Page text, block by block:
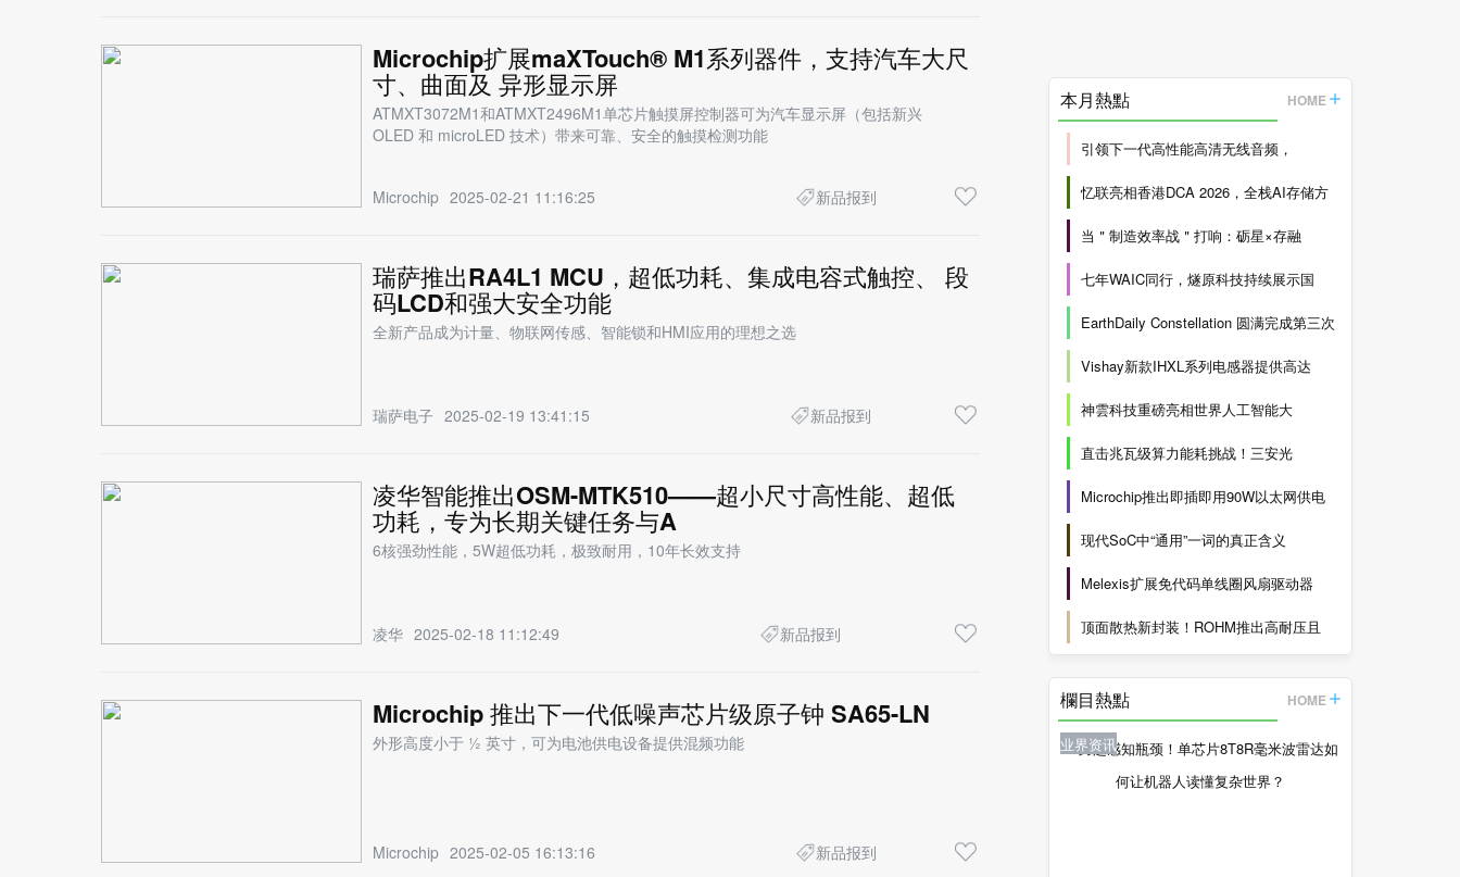
Microchip扩展maXTouch® M1系列器件，支持汽车大尺
寸、曲面及 异形显示屏
ATMXT3072M1和ATMXT2496M1单芯片触摸屏控制器可为汽车显示屏（包括新兴
OLED 和 microLED 技术）带来可靠、安全的触摸检测功能
Microchip 2025-02-21 11:16:25 新品报到
瑞萨推出RA4L1 MCU，超低功耗、集成电容式触控、 段
码LCD和强大安全功能
全新产品成为计量、物联网传感、智能锁和HMI应用的理想之选
瑞萨电子 2025-02-19 13:41:15 新品报到
凌华智能推出OSM-MTK510——超小尺寸高性能、超低
功耗，专为长期关键任务与A
6核强劲性能，5W超低功耗，极致耐用，10年长效支持
凌华 2025-02-18 11:12:49 新品报到
Microchip 推出下一代低噪声芯片级原子钟 SA65-LN
外形高度小于 ½ 英寸，可为电池供电设备提供混频功能
Microchip 2025-02-05 16:13:16 新品报到
本月熱點 HOME
引领下一代高性能高清无线音频，
忆联亮相香港DCA 2026，全栈AI存储方
当＂制造效率战＂打响：砺星×存融
七年WAIC同行，燧原科技持续展示国
EarthDaily Constellation 圆满完成第三次
Vishay新款IHXL系列电感器提供高达
神雲科技重磅亮相世界人工智能大
直击兆瓦级算力能耗挑战！三安光
Microchip推出即插即用90W以太网供电
现代SoC中“通用”一词的真正含义
Melexis扩展免代码单线圈风扇驱动器
顶面散热新封装！ROHM推出高耐压且
欄目熱點 HOME
业界资讯